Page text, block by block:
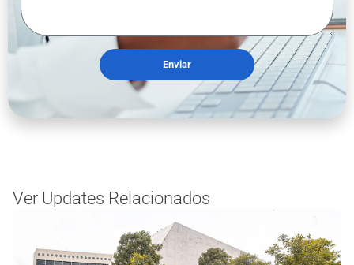
Enviar
Ver Updates Relacionados